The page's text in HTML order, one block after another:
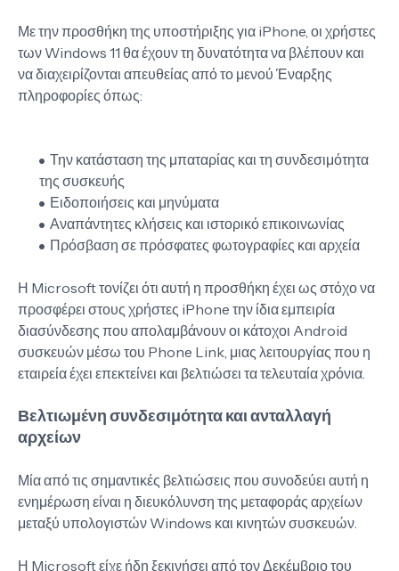
Με την προσθήκη της υποστήριξης για iPhone, οι χρήστες
των Windows 11 θα έχουν τη δυνατότητα να βλέπουν και
να διαχειρίζονται απευθείας από το μενού Έναρξης
πληροφορίες όπως:
Την κατάσταση της μπαταρίας και τη συνδεσιμότητα
της συσκευής
Ειδοποιήσεις και μηνύματα
Αναπάντητες κλήσεις και ιστορικό επικοινωνίας
Πρόσβαση σε πρόσφατες φωτογραφίες και αρχεία
Η Microsoft τονίζει ότι αυτή η προσθήκη έχει ως στόχο να
προσφέρει στους χρήστες iPhone την ίδια εμπειρία
διασύνδεσης που απολαμβάνουν οι κάτοχοι Android
συσκευών μέσω του Phone Link, μιας λειτουργίας που η
εταιρεία έχει επεκτείνει και βελτιώσει τα τελευταία χρόνια.
Βελτιωμένη συνδεσιμότητα και ανταλλαγή
αρχείων
Μία από τις σημαντικές βελτιώσεις που συνοδεύει αυτή η
ενημέρωση είναι η διευκόλυνση της μεταφοράς αρχείων
μεταξύ υπολογιστών Windows και κινητών συσκευών.
Η Microsoft είχε ήδη ξεκινήσει από τον Δεκέμβριο του